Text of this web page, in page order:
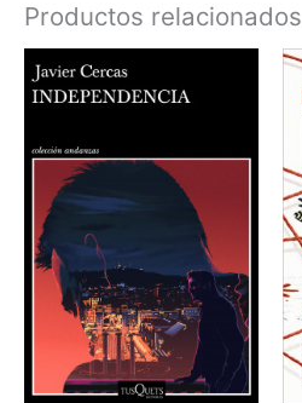
Productos relacionados